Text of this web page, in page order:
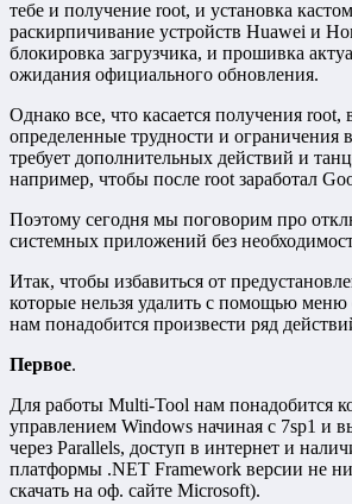
тебе и получение root, и установка
раскирпичивание устройств Huawei и
блокировка загрузчика, и прошивка
ожидания официального обновления.
Однако все, что касается получения root,
определенные трудности и ограничения
требует дополнительных действий и
например, чтобы после root заработал
Поэтому сегодня мы поговорим про
системных приложений без
Итак, чтобы избавиться от
которые нельзя удалить с помощью меню
нам понадобится произвести ряд
Первое.
Для работы Multi-Tool нам понадобится
управлением Windows начиная с 7sp1 и
через Parallels, доступ в интернет и
платформы .NET Framework версии не
скачать на оф. сайте Microsoft).